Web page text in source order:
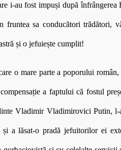
i-au fost impuși după
sa conducători trădători,
și o jefuiește cumplit!
o mare parte a poporului
a faptului că fostul
Vladimir Vladimirovici Putin,
a lăsat-o pradă jefuitorilor ei